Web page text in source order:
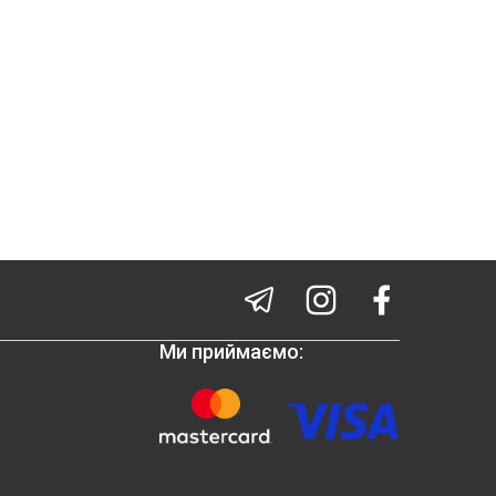
Ми приймаємо: